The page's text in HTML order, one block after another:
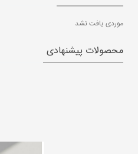
موردی یافت نشد
محصولات پیشنهادی